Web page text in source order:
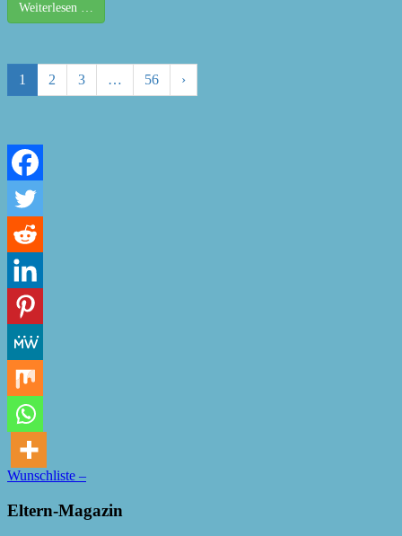
Weiterlesen …
1 2 3 … 56 ›
Wunschliste –
Eltern-Magazin